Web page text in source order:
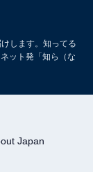
します。知ってる
ット発「知ら（な
Japan